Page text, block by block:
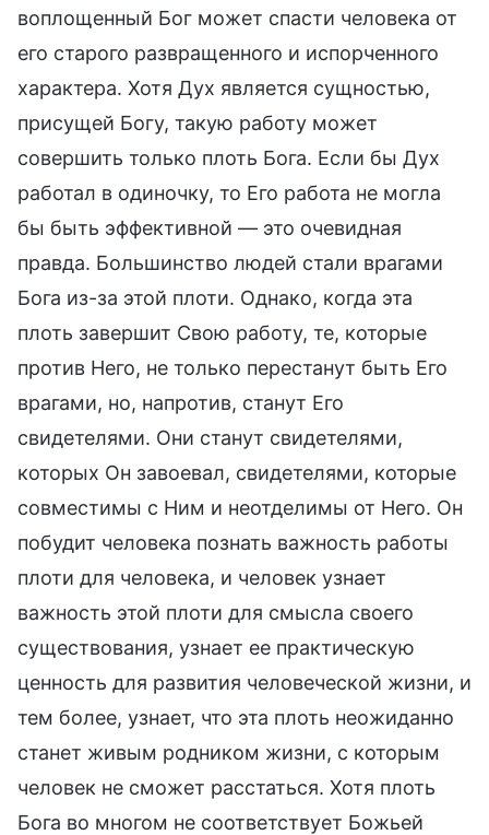
воплощенный Бог может спасти человека от
его старого развращенного и испорченного
характера. Хотя Дух является сущностью,
присущей Богу, такую работу может
совершить только плоть Бога. Если бы Дух
работал в одиночку, то Его работа не могла
бы быть эффективной — это очевидная
правда. Большинство людей стали врагами
Бога из-за этой плоти. Однако, когда эта
плоть завершит Свою работу, те, которые
против Него, не только перестанут быть Его
врагами, но, напротив, станут Его
свидетелями. Они станут свидетелями,
которых Он завоевал, свидетелями, которые
совместимы с Ним и неотделимы от Него. Он
побудит человека познать важность работы
плоти для человека, и человек узнает
важность этой плоти для смысла своего
существования, узнает ее практическую
ценность для развития человеческой жизни, и
тем более, узнает, что эта плоть неожиданно
станет живым родником жизни, с которым
человек не сможет расстаться. Хотя плоть
Бога во многом не соответствует Божьей